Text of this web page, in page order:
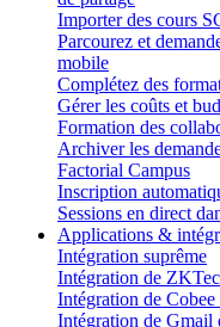
Importer des cours
Parcourez et
mobile
Complétez des
Gérer les coûts et
Formation des
Archiver les
Factorial Campus
Inscription
Sessions en direct
Applications &
Intégration suprême
Intégration de
Intégration de
Intégration de Gmail